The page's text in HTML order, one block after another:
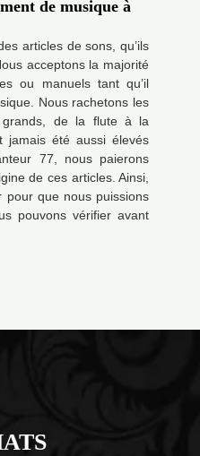
de musique à
articles de sons, qu’ils
acceptons la majorité
ou manuels tant qu’il
Nous rachetons les
de la flute à la
jamais été aussi élevés
77, nous paierons
de ces articles. Ainsi,
pour que nous puissions
pouvons vérifier avant